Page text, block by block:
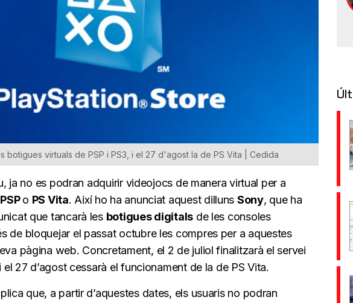
botigues virtuals de PSP i PS3, i el 27 d'agost la de PS Vita | Cedida
ja no es podran adquirir videojocs de manera virtual per a
PSPo PS Vita. Així ho ha anunciat aquest dilluns Sony, que ha
que tancarà les botigues digitals de les consoles
de bloquejar el passat octubre les compres per a aquestes
pàgina web. Concretament, el 2 de juliol finalitzarà el servei
el 27 d’agost cessarà el funcionament de la de PS Vita.
que, a partir d’aquestes dates, els usuaris no podran